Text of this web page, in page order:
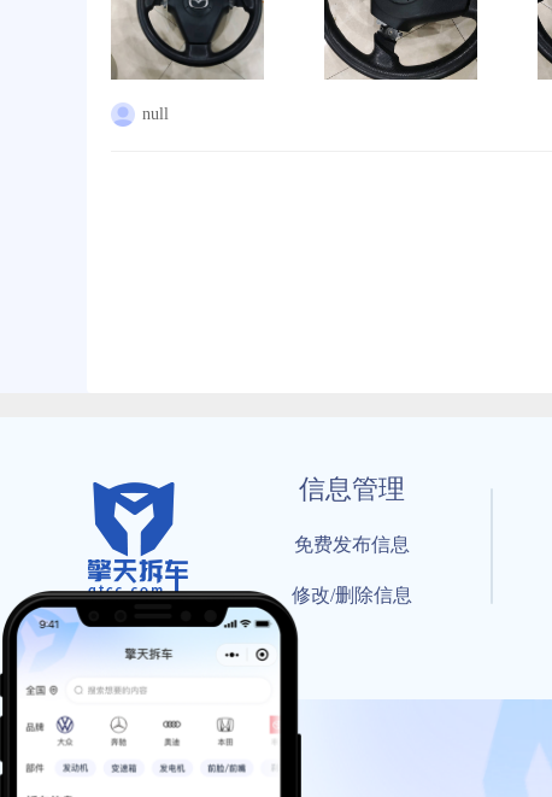
null
信息管理
免费发布信息
修改/删除信息
© 2021
工信部备案